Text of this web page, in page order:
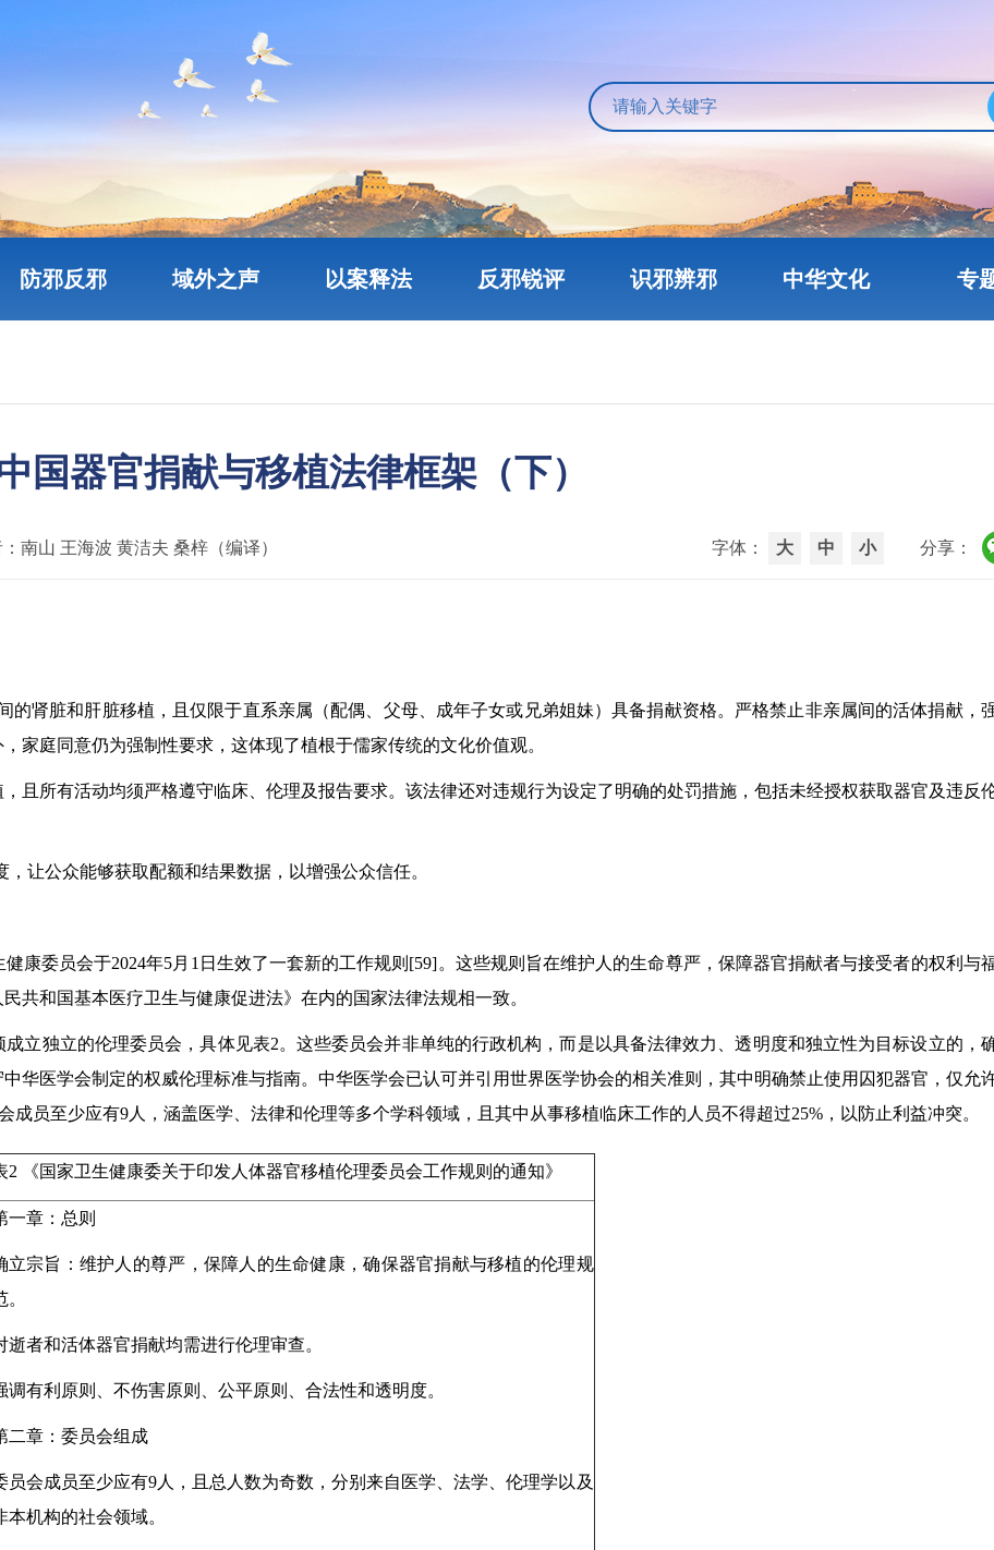
防邪反邪 域外之声 以案释法 反邪锐评 识邪辨邪 中华文化 专
国器官捐献与移植法律框架（下）
南山 王海波 黄洁夫 桑梓（编译） 字体： 大 中 小 分享：
的肾脏和肝脏移植，且仅限于直系亲属（配偶、父母、成年子女或兄弟姐妹）具备捐献资格。严格禁止非亲属间的活体捐献，
家庭同意仍为强制性要求，这体现了植根于儒家传统的文化价值观。
且所有活动均须严格遵守临床、伦理及报告要求。该法律还对违规行为设定了明确的处罚措施，包括未经授权获取器官及违反
让公众能够获取配额和结果数据，以增强公众信任。
康委员会于2024年5月1日生效了一套新的工作规则[59]。这些规则旨在维护人的生命尊严，保障器官捐献者与接受者的权利与
共和国基本医疗卫生与健康促进法》在内的国家法律法规相一致。
立独立的伦理委员会，具体见表2。这些委员会并非单纯的行政机构，而是以具备法律效力、透明度和独立性为目标设立的，
华医学会制定的权威伦理标准与指南。中华医学会已认可并引用世界医学协会的相关准则，其中明确禁止使用囚犯器官，仅允
员至少应有9人，涵盖医学、法律和伦理等多个学科领域，且其中从事移植临床工作的人员不得超过25%，以防止利益冲突。
2 《国家卫生健康委关于印发人体器官移植伦理委员会工作规则的通知》
一章：总则
立宗旨：维护人的尊严，保障人的生命健康，确保器官捐献与移植的伦理规
。
逝者和活体器官捐献均需进行伦理审查。
调有利原则、不伤害原则、公平原则、合法性和透明度。
二章：委员会组成
员会成员至少应有9人，且总人数为奇数，分别来自医学、法学、伦理学以及
本机构的社会领域。